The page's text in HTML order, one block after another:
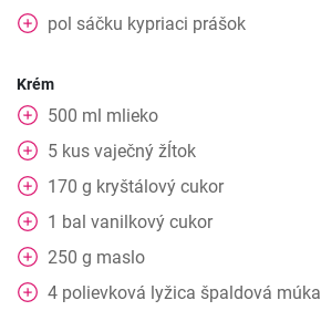
pol sáčku kypriaci prášok
Krém
500 ml mlieko
5 kus vaječný žĺtok
170 g kryštálový cukor
1 bal vanilkový cukor
250 g maslo
4 polievková lyžica špaldová múka